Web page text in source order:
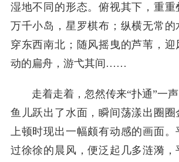
湿地不同的形态。俯视其下，重重
万千小岛，星罗棋布；纵横无常
穿东西南北；随风摇曳的芦苇，
动的扁舟，游弋其间……
走着走着，忽然传来“扑通”一
鱼儿跃出了水面，瞬间荡漾出圈
上顿时现出一幅颇有动感的画面
过徐徐的晨风，便泛起几多涟漪